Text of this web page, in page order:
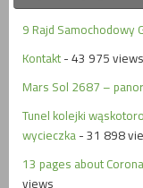
9 Rajd Samochodowy
Kontakt - 43 975 views
Mars Sol 2687 –
Tunel kolejki
wycieczka - 31 898
13 pages about
views